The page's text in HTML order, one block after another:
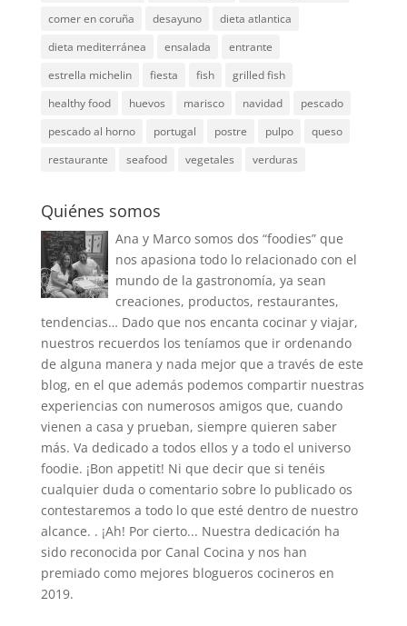
comer en coruña
desayuno
dieta atlantica
dieta mediterránea
ensalada
entrante
estrella michelin
fiesta fish
grilled fish
healthy food
huevos marisco navidad
pescado
pescado al horno
portugal postre pulpo
queso
restaurante
seafood vegetales verduras
Quiénes somos
Ana y Marco somos dos “foodies” que
nos apasiona todo lo relacionado con el
mundo de la gastronomía, ya sean
creaciones, productos, restaurantes,
tendencias… Dado que nos encanta cocinar y viajar,
nuestros recuerdos los teníamos que ir ordenando
de alguna manera y nada mejor que a través de este
blog, en el que además podemos compartir nuestras
experiencias con numerosos amigos que, cuando
vienen a casa y prueban, siempre quieren saber
más. Va dedicado a todos ellos y a todo el universo
foodie. ¡Bon appetit! Ni que decir que si tenéis
cualquier duda o comentario sobre lo publicado os
contestaremos a todo lo que esté dentro de nuestro
alcance. . ¡Ah! Por cierto... Nuestra dedicación ha
sido reconocida por Canal Cocina y nos han
premiado como mejores blogueros cocineros en
2019.